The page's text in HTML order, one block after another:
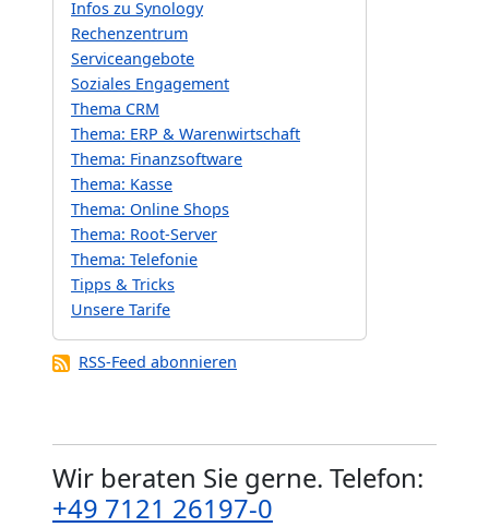
Infos zu Synology
Rechenzentrum
Serviceangebote
Soziales Engagement
Thema CRM
Thema: ERP & Warenwirtschaft
Thema: Finanzsoftware
Thema: Kasse
Thema: Online Shops
Thema: Root-Server
Thema: Telefonie
Tipps & Tricks
Unsere Tarife
RSS-Feed abonnieren
Wir beraten Sie gerne. Telefon:
+49 7121 26197-0